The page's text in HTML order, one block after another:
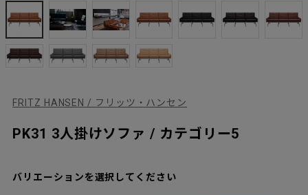
FRITZ HANSEN / フリッツ・ハンセン
PK31 3人掛けソファ / カテゴリー5
バリエーションを選択してください